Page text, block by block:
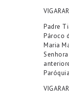
Padre
Pároco
Maria